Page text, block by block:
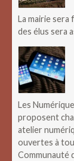
La mairie sera
des élus sera
Les
proposent
atelier
ouvertes à
Communauté